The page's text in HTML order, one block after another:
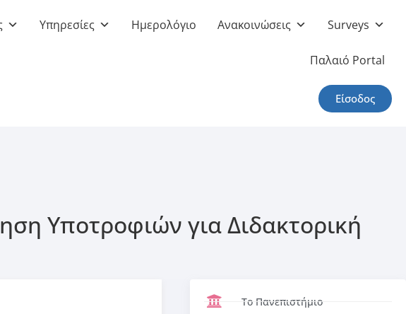
Υπηρεσίες Ημερολόγιο Ανακοινώσεις Surveys
Παλαιό Portal
Είσοδος
Υποτροφιών για Διδακτορική
Το Πανεπιστήμιο